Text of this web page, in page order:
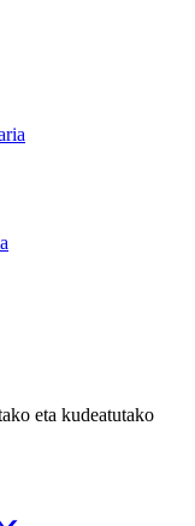
eta kudeatutako